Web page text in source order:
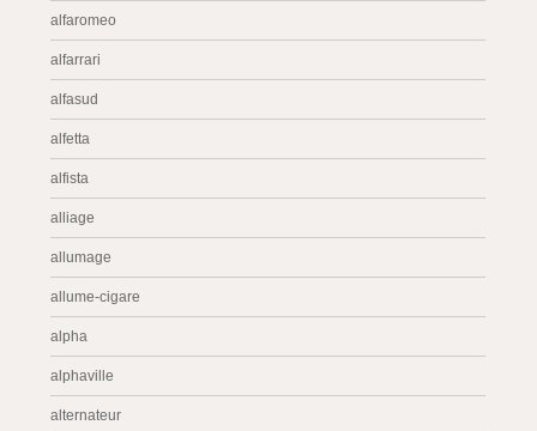
alfaromeo
alfarrari
alfasud
alfetta
alfista
alliage
allumage
allume-cigare
alpha
alphaville
alternateur